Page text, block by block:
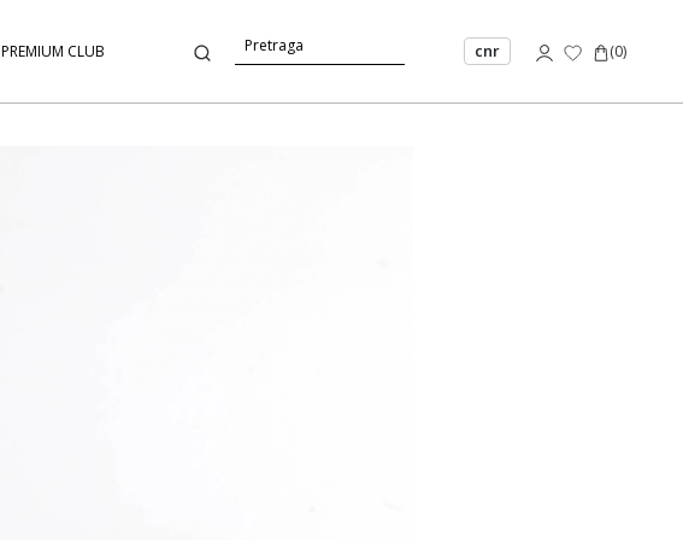
PREMIUM CLUB cnr (0)